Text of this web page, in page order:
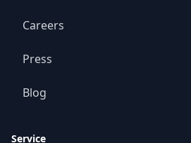
Careers
Press
Blog
Service